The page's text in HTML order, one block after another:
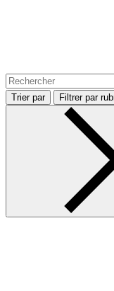
Trier par Filtrer par